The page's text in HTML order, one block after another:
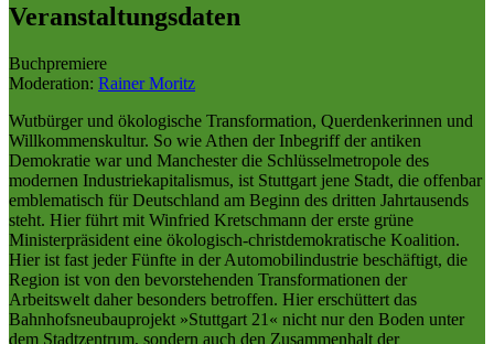
Veranstaltungsdaten
Buchpremiere
Moderation: Rainer Moritz
Wutbürger und ökologische Transformation, Querdenkerinnen und
Willkommenskultur. So wie Athen der Inbegriff der antiken
Demokratie war und Manchester die Schlüsselmetropole des
modernen Industriekapitalismus, ist Stuttgart jene Stadt, die offenbar
emblematisch für Deutschland am Beginn des dritten Jahrtausends
steht. Hier führt mit Winfried Kretschmann der erste grüne
Ministerpräsident eine ökologisch-christdemokratische Koalition.
Hier ist fast jeder Fünfte in der Automobilindustrie beschäftigt, die
Region ist von den bevorstehenden Transformationen der
Arbeitswelt daher besonders betroffen. Hier erschüttert das
Bahnhofsneubauprojekt »Stuttgart 21« nicht nur den Boden unter
dem Stadtzentrum, sondern auch den Zusammenhalt der